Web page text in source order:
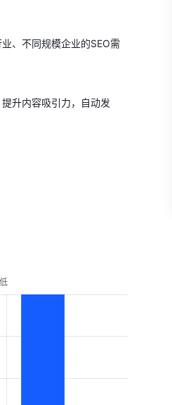
、不同规模企业的SEO需
升内容吸引力，自动发